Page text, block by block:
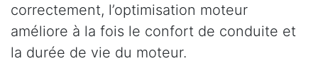
correctement, l’optimisation moteur
améliore à la fois le confort de conduite et
la durée de vie du moteur.